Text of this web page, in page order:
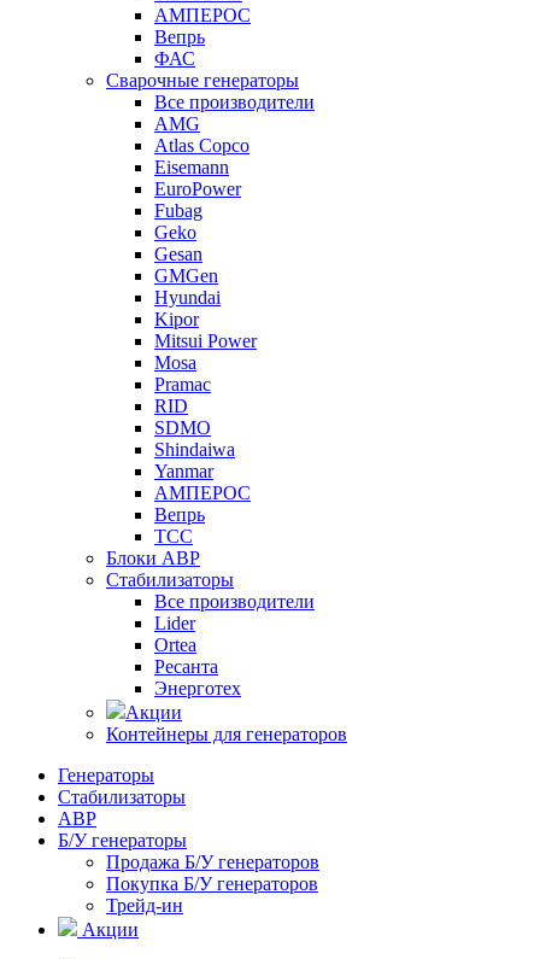
АМПЕРОС
Вепрь
ФАС
Сварочные генераторы
Все производители
AMG
Atlas Copco
Eisemann
EuroPower
Fubag
Geko
Gesan
GMGen
Hyundai
Kipor
Mitsui Power
Mosa
Pramac
RID
SDMO
Shindaiwa
Yanmar
АМПЕРОС
Вепрь
ТСС
Блоки АВР
Стабилизаторы
Все производители
Lider
Ortea
Ресанта
Энерготех
Акции
Контейнеры для генераторов
Генераторы
Стабилизаторы
АВР
Б/У генераторы
Продажа Б/У генераторов
Покупка Б/У генераторов
Трейд-ин
Акции